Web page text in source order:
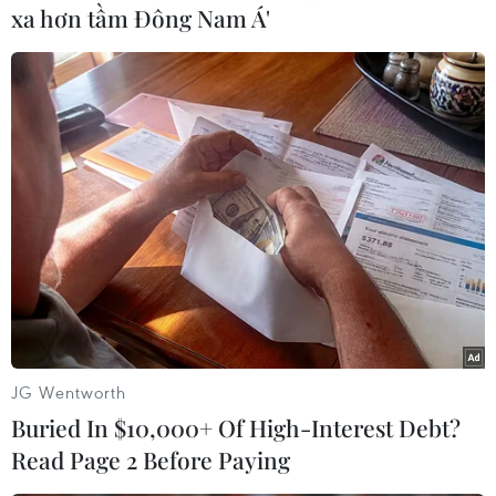
thể. Còn tiêu chuẩn nước thải thì chưa có mức
quy định nào rõ ràng.
"Chúng ta nói nhiều đến mất cân đối giữa
nguyên liệu và sản xuất bột giấy, nhưng ở góc
độ khoa học tác động xấu tới môi trường, vậy có
cần nhiều dự án bột giấy như quy hoạch
không?" ông Phan Chí Dũng, Vụ trưởng Vụ Công
nghiệp nhẹ nêu ý kiến.
Ông Dũng cũng đề cập đến khả năng sẽ không
cấp phép cho những nhà máy bột giấy ngoài
quy hoạch và "quy hoạch bột giấy sẽ là quy
hoạch cứng, phải với công suất từ 250.000 tấn
đến 400.000 tấn."
xa hơn tầm Đông Nam Á'
JG Wentworth
Buried In $10,000+ Of High-Interest Debt?
Read Page 2 Before Paying